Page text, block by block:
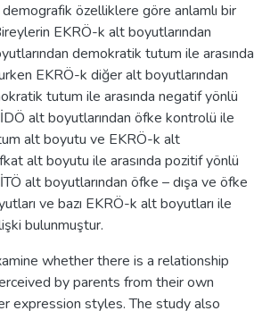
demografik özelliklere göre anlamlı bir
EKRÖ-k alt boyutlarından
demokratik tutum ile arasında
EKRÖ-k diğer alt boyutlarından
tutum ile arasında negatif yönlü
alt boyutlarından öfke kontrolü ile
alt boyutu ve EKRÖ-k alt
alt boyutu ile arasında pozitif yönlü
alt boyutlarından öfke – dışa ve öfke
ve bazı EKRÖ-k alt boyutları ile
bulunmuştur.
whether there is a relationship
by parents from their own
expression styles. The study also